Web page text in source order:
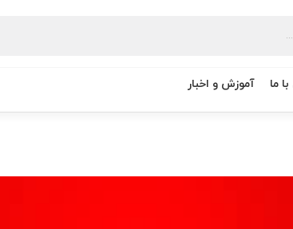
ما آموزش و اخبار